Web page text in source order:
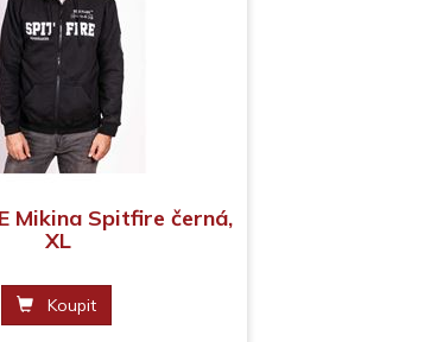
Mikina Spitfire černá,
XL
Koupit